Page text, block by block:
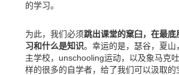
的学习。
为此，我们必须跳出课堂的窠臼，在最
习和什么是知识。幸运的是，瑟谷，夏山
主学校，unschooling运动，以及象马克
样的很多的自学者，给了我们可以汲取的